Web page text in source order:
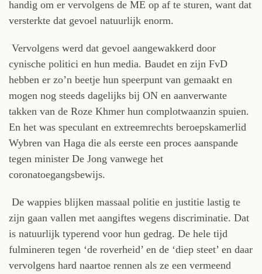
handig om er vervolgens de ME op af te sturen, want dat
versterkte dat gevoel natuurlijk enorm.
Vervolgens werd dat gevoel aangewakkerd door
cynische politici en hun media. Baudet en zijn FvD
hebben er zo’n beetje hun speerpunt van gemaakt en
mogen nog steeds dagelijks bij ON en aanverwante
takken van de Roze Khmer hun complotwaanzin spuien.
En het was speculant en extreemrechts beroepskamerlid
Wybren van Haga die als eerste een proces aanspande
tegen minister De Jong vanwege het
coronatoegangsbewijs.
De wappies blijken massaal politie en justitie lastig te
zijn gaan vallen met aangiftes wegens discriminatie. Dat
is natuurlijk typerend voor hun gedrag. De hele tijd
fulmineren tegen ‘de roverheid’ en de ‘diep steet’ en daar
vervolgens hard naartoe rennen als ze een vermeend